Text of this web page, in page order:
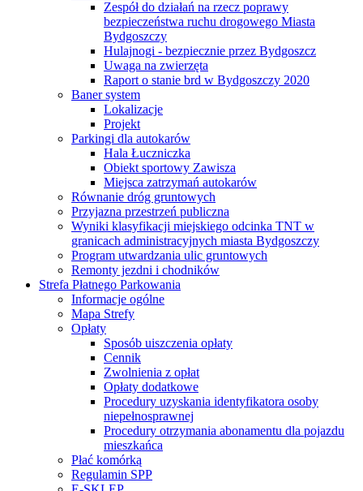
Zespół do działań na rzecz poprawy
bezpieczeństwa ruchu drogowego Miasta
Bydgoszczy
Hulajnogi - bezpiecznie przez Bydgoszcz
Uwaga na zwierzęta
Raport o stanie brd w Bydgoszczy 2020
Baner system
Lokalizacje
Projekt
Parkingi dla autokarów
Hala Łuczniczka
Obiekt sportowy Zawisza
Miejsca zatrzymań autokarów
Równanie dróg gruntowych
Przyjazna przestrzeń publiczna
Wyniki klasyfikacji miejskiego odcinka TNT w
granicach administracyjnych miasta Bydgoszczy
Program utwardzania ulic gruntowych
Remonty jezdni i chodników
Strefa Płatnego Parkowania
Informacje ogólne
Mapa Strefy
Opłaty
Sposób uiszczenia opłaty
Cennik
Zwolnienia z opłat
Opłaty dodatkowe
Procedury uzyskania identyfikatora osoby
niepełnosprawnej
Procedury otrzymania abonamentu dla pojazdu
mieszkańca
Płać komórką
Regulamin SPP